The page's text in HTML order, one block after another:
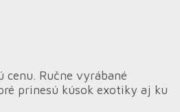
cenu. Ručne vyrábané
prinesú kúsok exotiky aj ku